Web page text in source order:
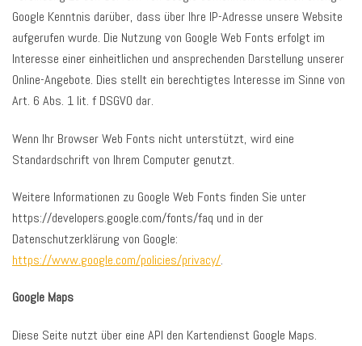
Google Kenntnis darüber, dass über Ihre IP-Adresse unsere Website
aufgerufen wurde. Die Nutzung von Google Web Fonts erfolgt im
Interesse einer einheitlichen und ansprechenden Darstellung unserer
Online-Angebote. Dies stellt ein berechtigtes Interesse im Sinne von
Art. 6 Abs. 1 lit. f DSGVO dar.
Wenn Ihr Browser Web Fonts nicht unterstützt, wird eine
Standardschrift von Ihrem Computer genutzt.
Weitere Informationen zu Google Web Fonts finden Sie unter
https://developers.google.com/fonts/faq und in der
Datenschutzerklärung von Google:
https://www.google.com/policies/privacy/.
Google Maps
Diese Seite nutzt über eine API den Kartendienst Google Maps.